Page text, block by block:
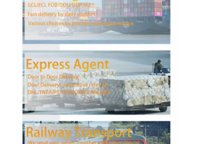
공장 투어
품질 관리
연락처
지금 챗팅하세요
국제 화물운송 포워드
공기 운임 후불